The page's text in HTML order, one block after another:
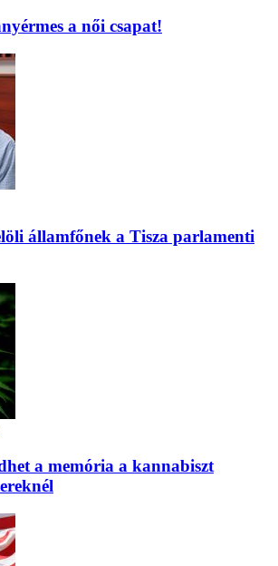
a női csapat!
államfőnek a Tisza parlamenti
a memória a kannabiszt